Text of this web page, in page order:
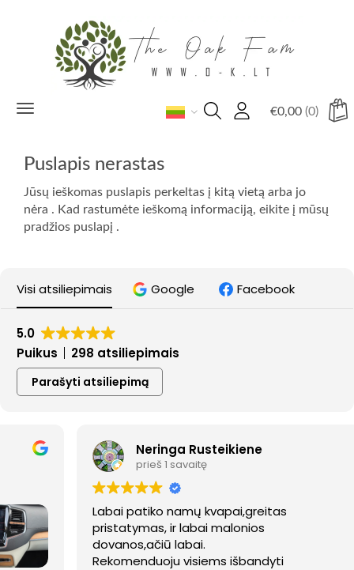
Toggle
€0,00 (0)
Puslapis nerastas
Jūsų ieškomas puslapis perkeltas į kitą vietą arba jo
nėra . Kad rastumėte ieškomą informaciją, eikite į mūsų
pradžios puslapį .
Visi atsiliepimais Google Facebook
5.0
Puikus
298 atsiliepimais
Parašyti atsiliepimą
Neringa Rusteikiene
prieš 1 savaitę
Labai patiko namų kvapai,greitas
pristatymas, ir labai malonios
dovanos,ačiū labai.
Rekomenduoju visiems išbandyti